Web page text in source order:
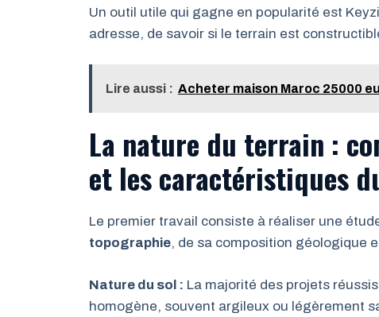
Un outil utile qui gagne en popularité est
adresse, de savoir si le terrain est
Lire aussi : Acheter maison Maroc 25000
La nature du terrain :
et les caractéristiques
Le premier travail consiste à réaliser une
topographie, de sa composition géologique
Nature du sol : La majorité des projets
homogène, souvent argileux ou légèrement